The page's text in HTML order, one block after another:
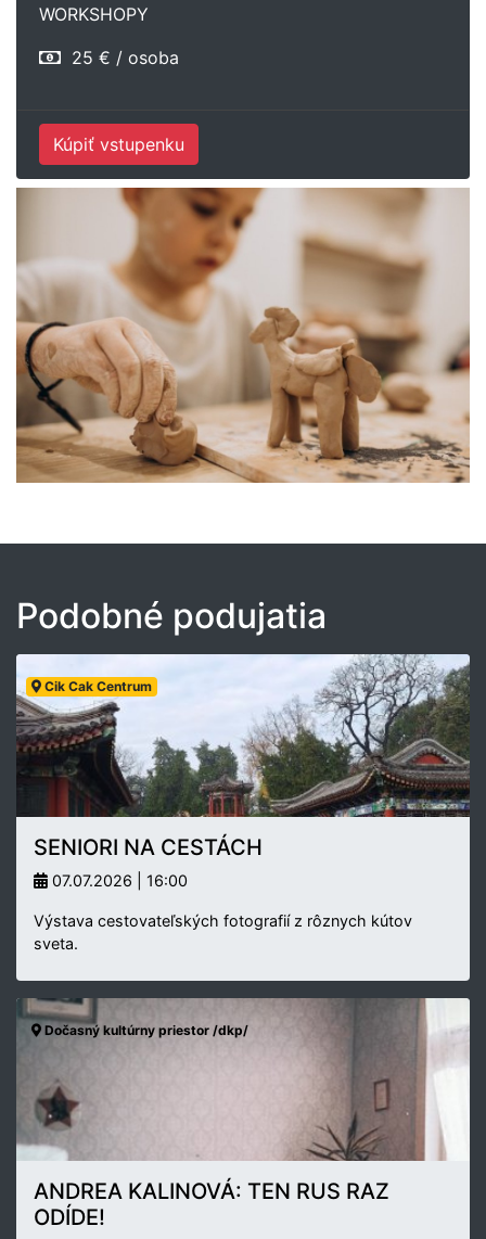
WORKSHOPY
25 € / osoba
Kúpiť vstupenku
Podobné podujatia
Cik Cak Centrum
SENIORI NA CESTÁCH
07.07.2026 | 16:00
Výstava cestovateľských fotografií z rôznych kútov
sveta.
Dočasný kultúrny priestor /dkp/
ANDREA KALINOVÁ: TEN RUS RAZ
ODÍDE!